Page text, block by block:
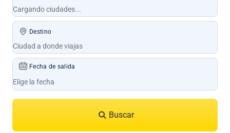
Destino
Fecha de salida
Buscar